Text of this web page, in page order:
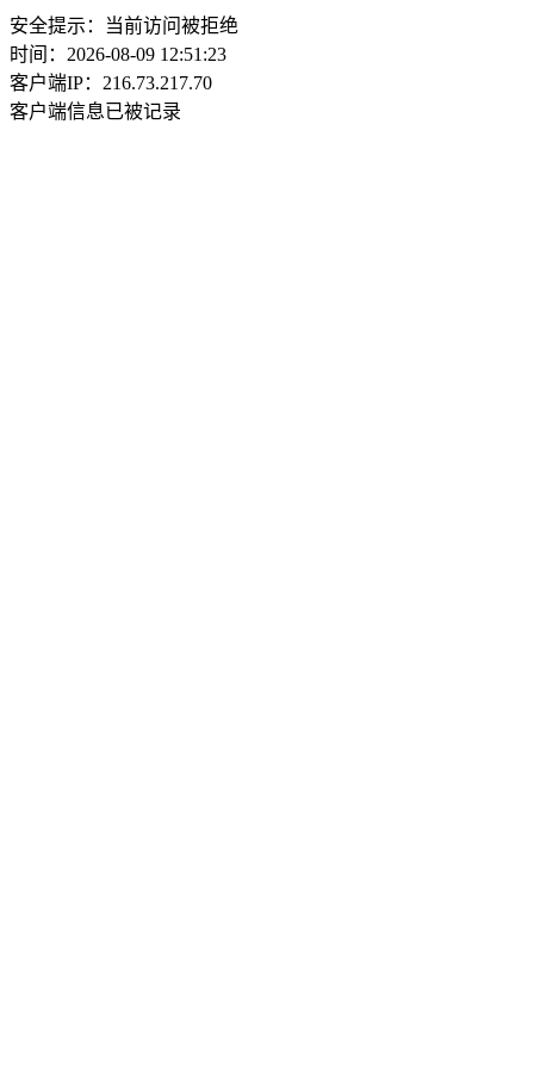
安全提示：当前访问被拒绝
时间：2026-08-09 12:51:23
客户端IP：216.73.217.70
客户端信息已被记录